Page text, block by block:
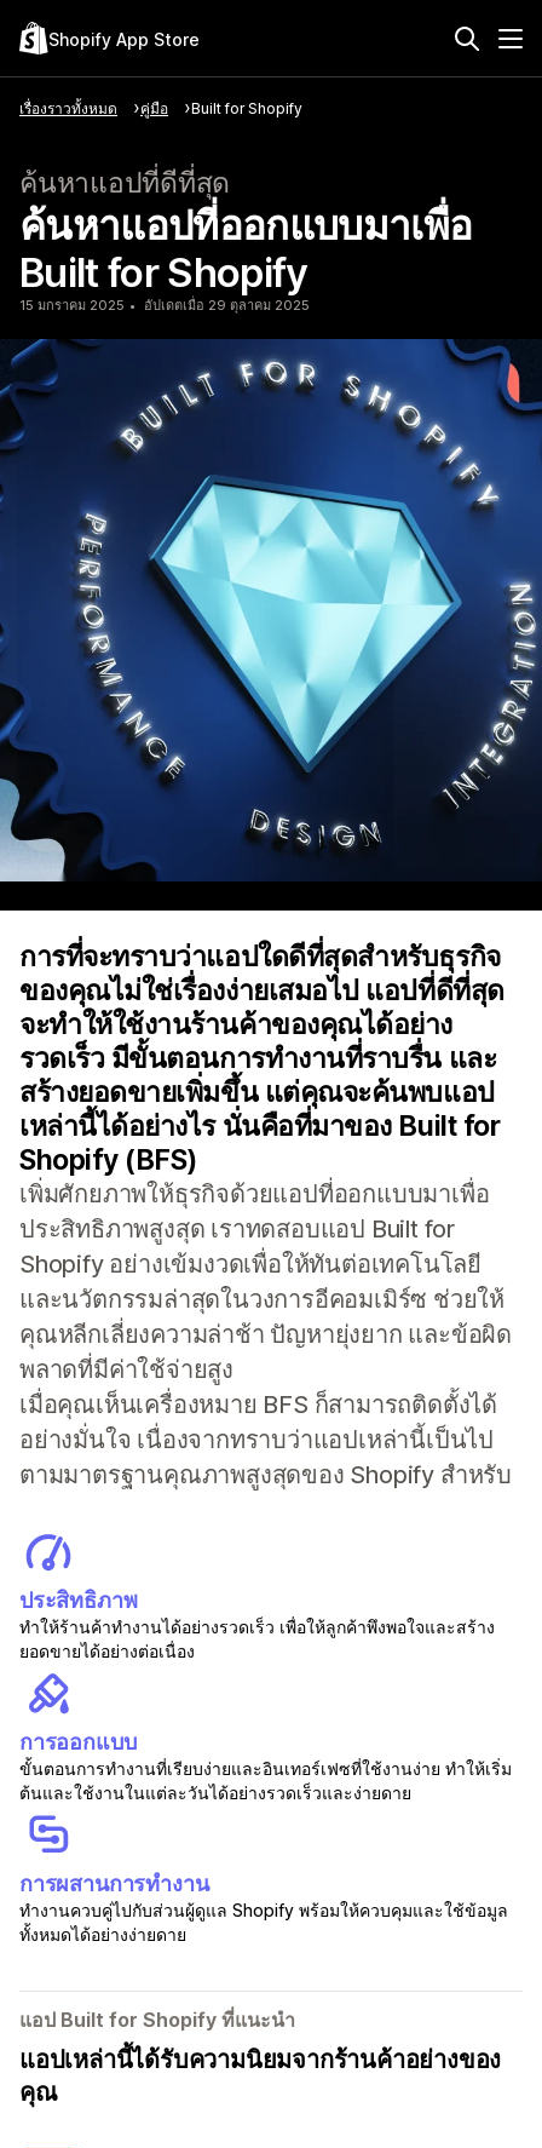
Shopify App Store
เรื่องราวทั้งหมด คู่มือ Built for Shopify
ค้นหาแอปที่ดีที่สุด
ค้นหาแอปที่ออกแบบมาเพื่อ
Built for Shopify
15 มกราคม 2025 อัปเดตเมื่อ 29 ตุลาคม 2025
การที่จะทราบว่าแอปใดดีที่สุดสำหรับธุรกิจ
ของคุณไม่ใช่เรื่องง่ายเสมอไป แอปที่ดีที่สุด
จะทำให้ใช้งานร้านค้าของคุณได้อย่าง
รวดเร็ว มีขั้นตอนการทำงานที่ราบรื่น และ
สร้างยอดขายเพิ่มขึ้น แต่คุณจะค้นพบแอป
เหล่านี้ได้อย่างไร นั่นคือที่มาของ Built for
Shopify (BFS)
เพิ่มศักยภาพให้ธุรกิจด้วยแอปที่ออกแบบมาเพื่อ
ประสิทธิภาพสูงสุด เราทดสอบแอป Built for
Shopify อย่างเข้มงวดเพื่อให้ทันต่อเทคโนโลยี
และนวัตกรรมล่าสุดในวงการอีคอมเมิร์ซ ช่วยให้
คุณหลีกเลี่ยงความล่าช้า ปัญหายุ่งยาก และข้อผิด
พลาดที่มีค่าใช้จ่ายสูง
เมื่อคุณเห็นเครื่องหมาย BFS ก็สามารถติดตั้งได้
อย่างมั่นใจ เนื่องจากทราบว่าแอปเหล่านี้เป็นไป
ตามมาตรฐานคุณภาพสูงสุดของ Shopify สำหรับ
ประสิทธิภาพ
ทำให้ร้านค้าทำงานได้อย่างรวดเร็ว เพื่อให้ลูกค้าพึงพอใจและสร้าง
ยอดขายได้อย่างต่อเนื่อง
การออกแบบ
ขั้นตอนการทำงานที่เรียบง่ายและอินเทอร์เฟซที่ใช้งานง่าย ทำให้เริ่ม
ต้นและใช้งานในแต่ละวันได้อย่างรวดเร็วและง่ายดาย
การผสานการทำงาน
ทำงานควบคู่ไปกับส่วนผู้ดูแล Shopify พร้อมให้ควบคุมและใช้ข้อมูล
ทั้งหมดได้อย่างง่ายดาย
แอป Built for Shopify ที่แนะนำ
แอปเหล่านี้ได้รับความนิยมจากร้านค้าอย่างของ
คุณ